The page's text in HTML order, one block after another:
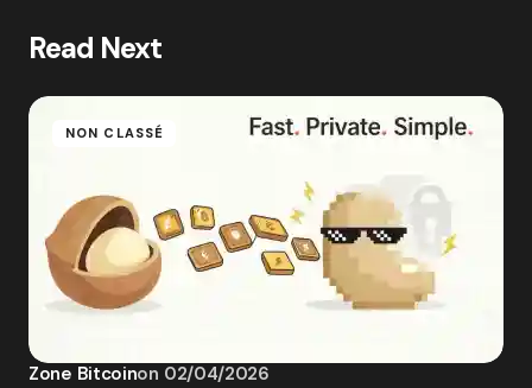
Read Next
NON CLASSÉ
Zone Bitcoinon 02/04/2026